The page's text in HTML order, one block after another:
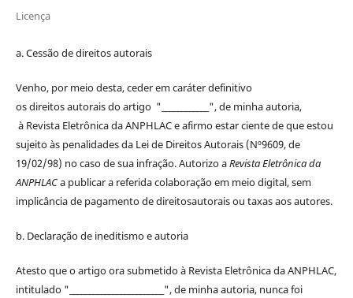
Licença
a. Cessão dedireitosautorais
Venho, por meio desta, ceder em caráter definitivo
osdireitosautoraisdo artigo "____________", de minha autoria,
à Revista Eletrônica da ANPHLACe afirmo estar ciente de que estou
sujeito às penalidades da Lei de DireitosAutorais(Nº9609, de
19/02/98) no caso de sua infração. Autorizo aRevista Eletrônica da
ANPHLACa publicar a referida colaboração em meio digital, sem
implicância de pagamento dedireitosautoraisou taxas aos autores.
b. Declaração de ineditismo e autoria
Atesto que o artigo ora submetido à Revista Eletrônica da ANPHLAC,
intitulado "________________________", de minha autoria, nunca foi